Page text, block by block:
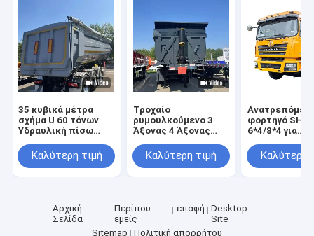
35 κυβικά μέτρα
σχήμα U 60 τόνων
Υδραυλική πίσω
φορτίος
ρυμουλκούμενο
Καλύτερη τιμή
Τροχαίο
ρυμουλκούμενο 3
Άξονας 4 Άξονας
Πίσω Τροχαίο
Απορριμμάτων
Καλύτερη τιμή
φορτηγό
6*4/8*4 για
πέτρας,
Καλύτερη
Αρχική
Σελίδα
Περίπου
εμείς
επαφή
Desktop
Site
Sitemap
Πολιτική απορρήτου